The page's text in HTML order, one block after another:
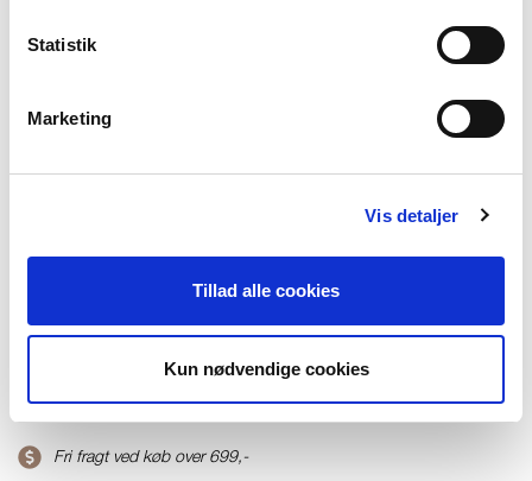
Statistik
Marketing
Vis detaljer
Tillad alle cookies
Kun nødvendige cookies
000001810015300001006
Fri fragt ved køb over 699,-